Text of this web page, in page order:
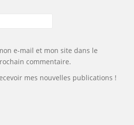
e-mail et mon site dans le
commentaire.
mes nouvelles publications !